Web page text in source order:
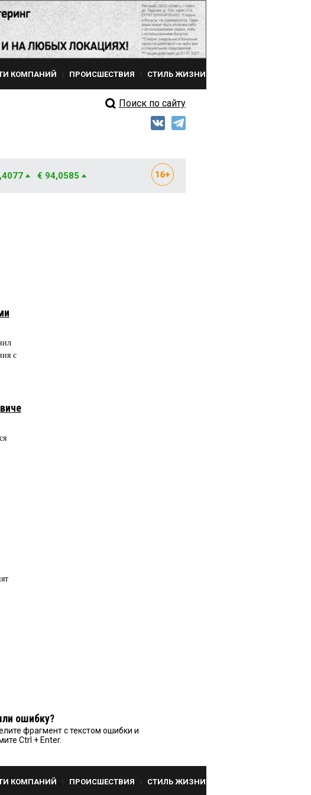
КОМПАНИЙ ПРОИСШЕСТВИЯ СТИЛЬ ЖИЗНИ
Поиск по сайту
€ 94,0585
с
ошибку?
фрагмент с текстом ошибки и
Ctrl + Enter.
КОМПАНИЙ ПРОИСШЕСТВИЯ СТИЛЬ ЖИЗНИ